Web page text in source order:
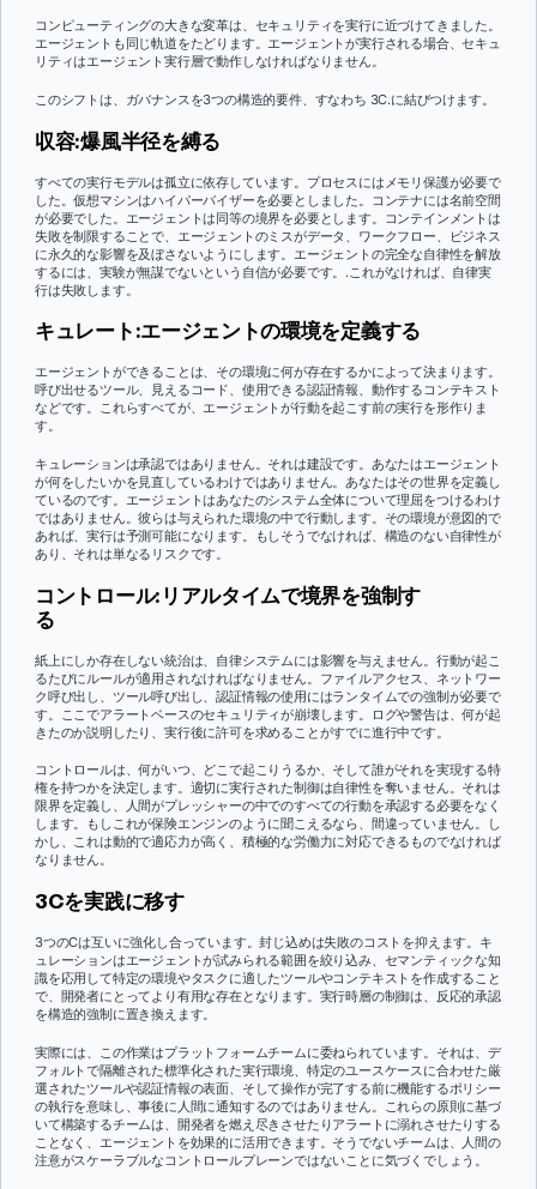
コンピューティングの大きな変革は、セキュリティを実行に近づけてきました。
エージェントも同じ軌道をたどります。エージェントが実行される場合、セキュ
リティはエージェント実行層で動作しなければなりません。
このシフトは、ガバナンスを3つの構造的要件、すなわち 3C.に結びつけます。
収容:爆風半径を縛る
すべての実行モデルは孤立に依存しています。プロセスにはメモリ保護が必要で
した。仮想マシンはハイパーバイザーを必要としました。コンテナには名前空間
が必要でした。エージェントは同等の境界を必要とします。コンテインメントは
失敗を制限することで、エージェントのミスがデータ、ワークフロー、ビジネス
に永久的な影響を及ぼさないようにします。エージェントの完全な自律性を解放
するには、実験が無謀でないという自信が必要です。.これがなければ、自律実
行は失敗します。
キュレート:エージェントの環境を定義する
エージェントができることは、その環境に何が存在するかによって決まります。
呼び出せるツール、見えるコード、使用できる認証情報、動作するコンテキスト
などです。これらすべてが、エージェントが行動を起こす前の実行を形作りま
す。
キュレーションは承認ではありません。それは建設です。あなたはエージェント
が何をしたいかを見直しているわけではありません。あなたはその世界を定義し
ているのです。エージェントはあなたのシステム全体について理屈をつけるわけ
ではありません。彼らは与えられた環境の中で行動します。その環境が意図的で
あれば、実行は予測可能になります。もしそうでなければ、構造のない自律性が
あり、それは単なるリスクです。
コントロール:リアルタイムで境界を強制す
る
紙上にしか存在しない統治は、自律システムには影響を与えません。行動が起こ
るたびにルールが適用されなければなりません。ファイルアクセス、ネットワー
ク呼び出し、ツール呼び出し、認証情報の使用にはランタイムでの強制が必要で
す。ここでアラートベースのセキュリティが崩壊します。ログや警告は、何が起
きたのか説明したり、実行後に許可を求めることがすでに進行中です。
コントロールは、何がいつ、どこで起こりうるか、そして誰がそれを実現する特
権を持つかを決定します。適切に実行された制御は自律性を奪いません。それは
限界を定義し、人間がプレッシャーの中でのすべての行動を承認する必要をなく
します。もしこれが保険エンジンのように聞こえるなら、間違っていません。し
かし、これは動的で適応力が高く、積極的な労働力に対応できるものでなければ
なりません。
3Cを実践に移す
3つのCは互いに強化し合っています。封じ込めは失敗のコストを抑えます。キ
ュレーションはエージェントが試みられる範囲を絞り込み、セマンティックな知
識を応用して特定の環境やタスクに適したツールやコンテキストを作成すること
で、開発者にとってより有用な存在となります。実行時層の制御は、反応的承認
を構造的強制に置き換えます。
実際には、この作業はプラットフォームチームに委ねられています。それは、デ
フォルトで隔離された標準化された実行環境、特定のユースケースに合わせた厳
選されたツールや認証情報の表面、そして操作が完了する前に機能するポリシー
の執行を意味し、事後に人間に通知するのではありません。これらの原則に基づ
いて構築するチームは、開発者を燃え尽きさせたりアラートに溺れさせたりする
ことなく、エージェントを効果的に活用できます。そうでないチームは、人間の
注意がスケーラブルなコントロールプレーンではないことに気づくでしょう。